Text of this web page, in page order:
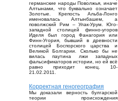
германские народы Поволжья, иначе
Алтынами, что буквально означает
Золотые. Крепость Альба-Лонго
именовалась Алтынбашем, а
поволжский Рим – Улак-Урум. Юго-
западной столицей финно-угоров
Иделя был город Фанагория или
Финн-Угория, бывший в древности
столицей Боспорского царства и
Великой Болгарии. Сколько бы не
вилась паутина лжи западных
фальсификаторов истории, но ей всё
равно приходит конец. 10-
21.02.2011.
Корректная геногеография
Мы доказали верность булгарской
теории происхождения